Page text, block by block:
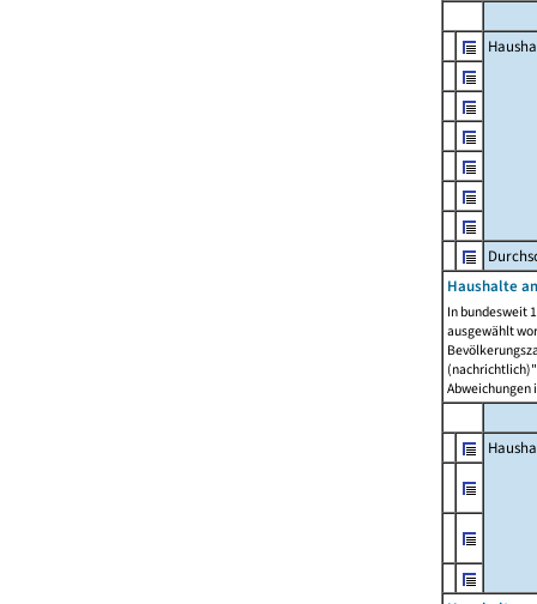
Haushalte
In bundesweit
ausgewählt
Abweichungen